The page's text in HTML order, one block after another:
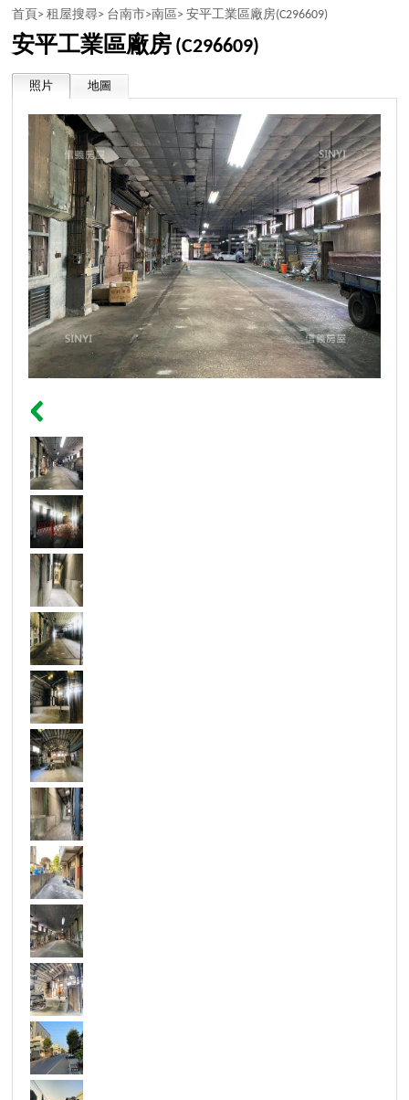
首頁> 租屋搜尋> 台南市>南區> 安平工業區廠房(C296609)
安平工業區廠房 (C296609)
照片 地圖